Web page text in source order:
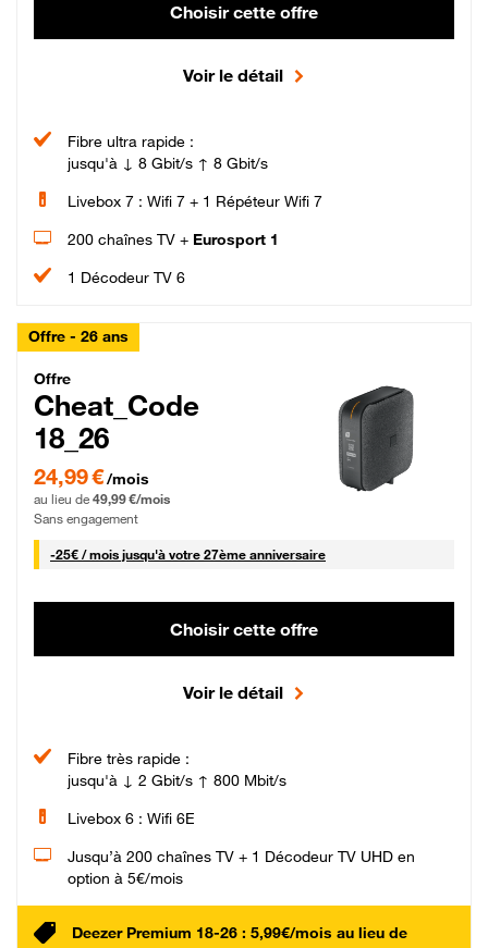
Choisir cette offre
Voir le détail
Fibre ultra rapide :
jusqu'à ↓ 8 Gbit/s ↑ 8 Gbit/s
Livebox 7 : Wifi 7 + 1 Répéteur Wifi 7
200 chaînes TV + Eurosport 1
1 Décodeur TV 6
Offre - 26 ans
Cheat_Code Fibre_18_26
Offre
Cheat_Code
18_26
24,99 € par mois pendant 0 mois puis 49,99 € par mois, Sans engagement
24,99 €/mois
au lieu de 49,99 €/mois
Sans engagement
-25€ / mois25 € par mois
jusqu'à votre 27ème anniversaire
Choisir cette offre
Voir le détail
Fibre très rapide :
jusqu'à ↓ 2 Gbit/s ↑ 800 Mbit/s
Livebox 6 : Wifi 6E
Jusqu’à 200 chaînes TV + 1 Décodeur TV UHD en
option à 5€/mois
Deezer Premium 18-26 : 5,99€/mois au lieu de